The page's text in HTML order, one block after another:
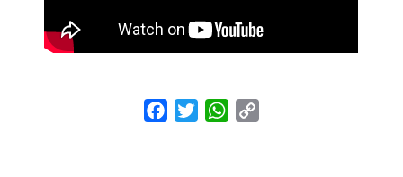
Facebook
Twitter WhatsApp